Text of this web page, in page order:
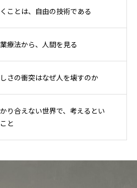
ことは、自由の技術である
療法から、人間を見る
さの衝突はなぜ人を壊すのか
り合えない世界で、考えるとい
と